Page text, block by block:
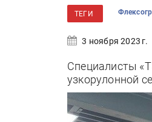
ТЕГИ
3 ноября 2023 г.
Специалисты
узкорулонной